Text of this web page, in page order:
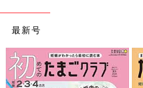
最新号